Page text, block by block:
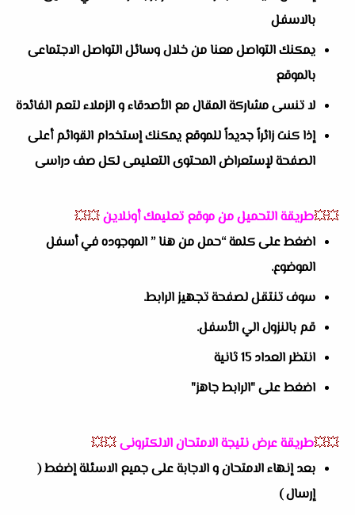
بالاسفل
يمكنك التواصل معنا من خلال وسائل التواصل الاجتماعى
بالموقع
لا تنسى مشاركة المقال مع الأصدقاء و الزملاء لتعم الفائدة
إذا كنت زائراً جديداً للموقع يمكنك إستخدام القوائم أعلى
الصفحة لإستعراض المحتوى التعليمى لكل صف دراسى
💥💥طريقة التحميل من موقع تعليمك أونلاين💥💥
اضغط على كلمة “حمل من هنا ” الموجوده في أسفل
الموضوع.
سوف تنتقل لصفحة تجهيز الرابط.
قم بالنزول الي الأسفل.
انتظر العداد 15 ثانية
اضغط على "الرابط جاهز"
💥💥طريقة عرض نتيجة الامتحان الالكترونى💥💥
بعد إنهاء الامتحان و الاجابة على جميع الاسئلة إضغط (
إرسال )